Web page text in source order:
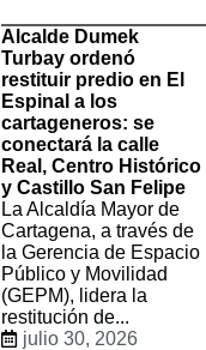
Alcalde Dumek
Turbay ordenó
restituir predio en El
Espinal a los
cartageneros: se
conectará la calle
Real, Centro Histórico
y Castillo San Felipe
La Alcaldía Mayor de
Cartagena, a través de
la Gerencia de Espacio
Público y Movilidad
(GEPM), lidera la
restitución de...
julio 30, 2026